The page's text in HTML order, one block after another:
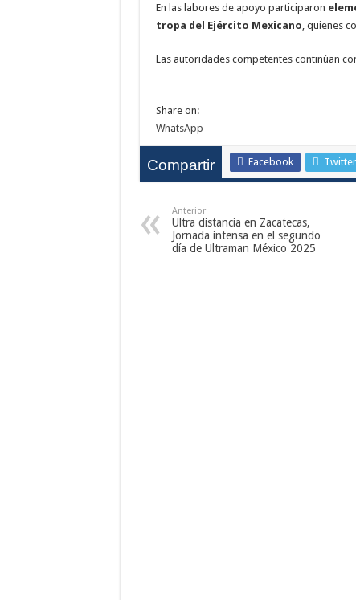
En las labores de apoyo participaron
tropa del Ejército Mexicano , quienes
Las autoridades competentes continúan
Share on:
WhatsApp
Compartir Facebook Twitter
Anterior
Ultra distancia en Zacatecas,
Jornada intensa en el segundo
día de Ultraman México 2025